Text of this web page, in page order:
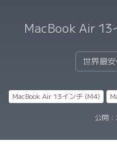
MacBook Air 13
世界最
MacBook Air 13インチ (M4)
公開：